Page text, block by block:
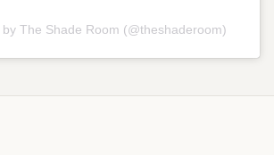
The Shade Room (@theshaderoom)